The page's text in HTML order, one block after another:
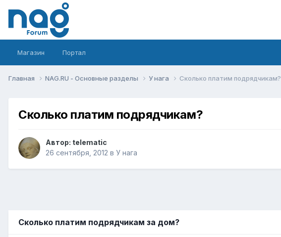
Магазин Портал
Главная NAG.RU - Основные разделы У нага Сколько платим подрядчикам?
Сколько платим подрядчикам?
Автор: telematic
26 сентября, 2012 в У нага
Сколько платим подрядчикам за дом?